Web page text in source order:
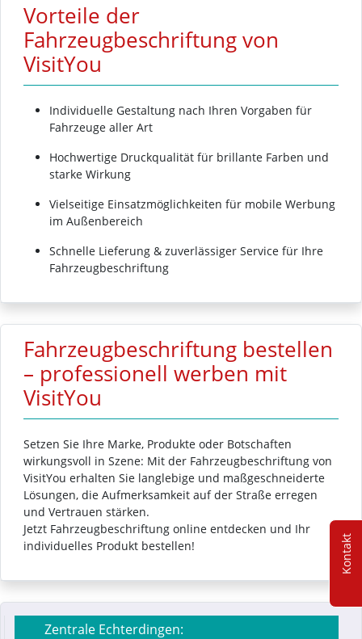
Vorteile der
Fahrzeugbeschriftung von
VisitYou
Individuelle Gestaltung nach Ihren Vorgaben für
Fahrzeuge aller Art
Hochwertige Druckqualität für brillante Farben und
starke Wirkung
Vielseitige Einsatzmöglichkeiten für mobile Werbung
im Außenbereich
Schnelle Lieferung & zuverlässiger Service für Ihre
Fahrzeugbeschriftung
Fahrzeugbeschriftung bestellen
– professionell werben mit
VisitYou
Setzen Sie Ihre Marke, Produkte oder Botschaften
wirkungsvoll in Szene: Mit der Fahrzeugbeschriftung von
VisitYou erhalten Sie langlebige und maßgeschneiderte
Lösungen, die Aufmerksamkeit auf der Straße erregen
und Vertrauen stärken.
Jetzt Fahrzeugbeschriftung online entdecken und Ihr
individuelles Produkt bestellen!
Zentrale Echterdingen:
Kontakt